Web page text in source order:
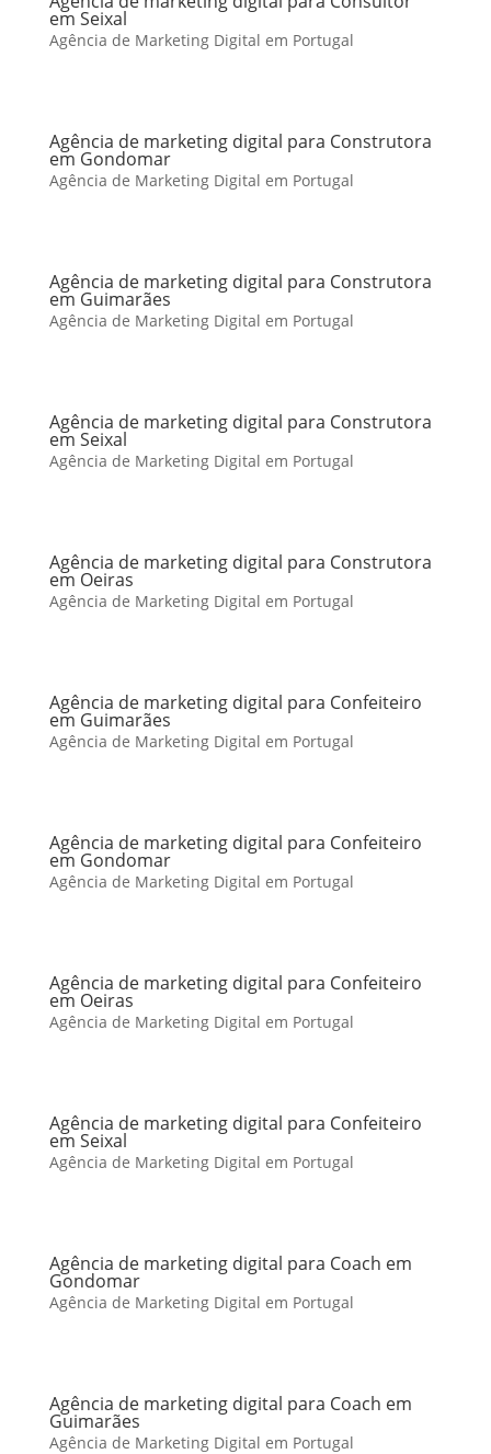
em Seixal
Agência de Marketing Digital em Portugal
Agência de marketing digital para Construtora
em Gondomar
Agência de Marketing Digital em Portugal
Agência de marketing digital para Construtora
em Guimarães
Agência de Marketing Digital em Portugal
Agência de marketing digital para Construtora
em Seixal
Agência de Marketing Digital em Portugal
Agência de marketing digital para Construtora
em Oeiras
Agência de Marketing Digital em Portugal
Agência de marketing digital para Confeiteiro
em Guimarães
Agência de Marketing Digital em Portugal
Agência de marketing digital para Confeiteiro
em Gondomar
Agência de Marketing Digital em Portugal
Agência de marketing digital para Confeiteiro
em Oeiras
Agência de Marketing Digital em Portugal
Agência de marketing digital para Confeiteiro
em Seixal
Agência de Marketing Digital em Portugal
Agência de marketing digital para Coach em
Gondomar
Agência de Marketing Digital em Portugal
Agência de marketing digital para Coach em
Guimarães
Agência de Marketing Digital em Portugal